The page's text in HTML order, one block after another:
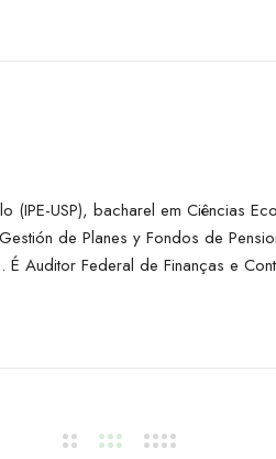
USP), bacharel em Ciências
de Planes y Fondos de
Auditor Federal de Finanças e